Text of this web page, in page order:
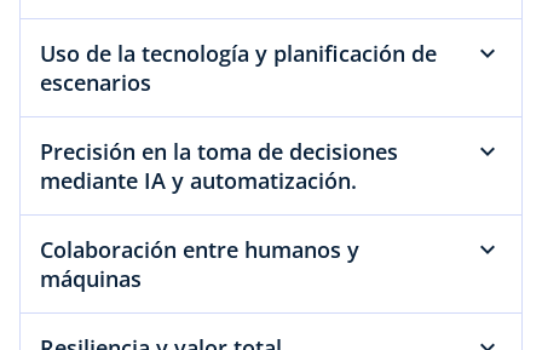
Uso de la tecnología y planificación de
escenarios
Precisión en la toma de decisiones
mediante IA y automatización.
Colaboración entre humanos y
máquinas